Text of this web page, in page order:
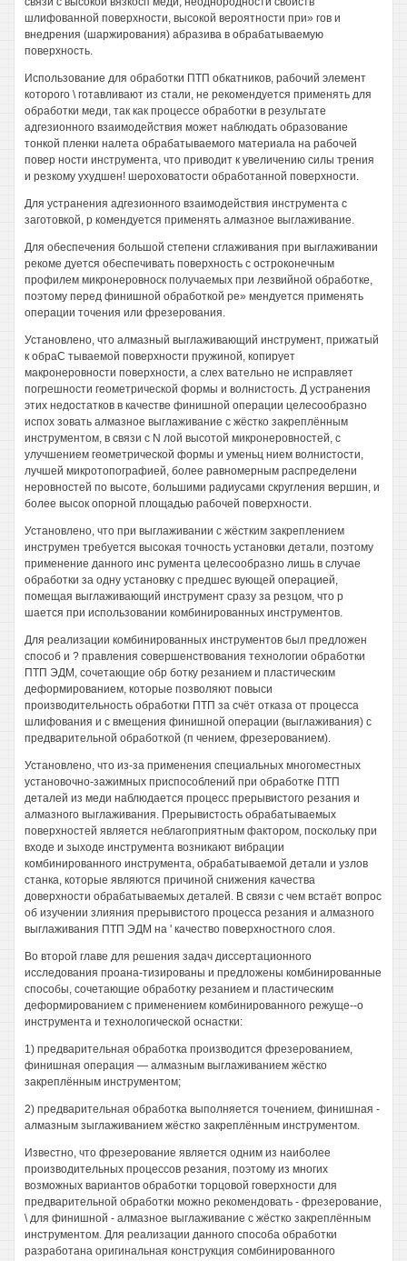
шлифованной поверхности, высокой вероятности при» гов и
внедрения (шаржирования) абразива в обрабатываемую
поверхность.
Использование для обработки ПТП обкатников, рабочий элемент
которого \ готавливают из стали, не рекомендуется применять для
обработки меди, так как процессе обработки в результате
адгезионного взаимодействия может наблюдать образование
тонкой пленки налета обрабатываемого материала на рабочей
повер ности инструмента, что приводит к увеличению силы трения
и резкому ухудшен! шероховатости обработанной поверхности.
Для устранения адгезионного взаимодействия инструмента с
заготовкой, р комендуется применять алмазное выглаживание.
Для обеспечения большой степени сглаживания при выглаживании
рекоме дуется обеспечивать поверхность с остроконечным
профилем микронеровноск получаемых при лезвийной обработке,
поэтому перед финишной обработкой ре» мендуется применять
операции точения или фрезерования.
Установлено, что алмазный выглаживающий инструмент, прижатый
к обраС тываемой поверхности пружиной, копирует
макронеровности поверхности, а слех вательно не исправляет
погрешности геометрической формы и волнистость. Д устранения
этих недостатков в качестве финишной операции целесообразно
испох зовать алмазное выглаживание с жёстко закреплённым
инструментом, в связи с N лой высотой микронеровностей, с
улучшением геометрической формы и уменьц нием волнистости,
лучшей микротопографией, более равномерным распределени
неровностей по высоте, большими радиусами скругления вершин, и
более высок опорной площадью рабочей поверхности.
Установлено, что при выглаживании с жёстким закреплением
инструмен требуется высокая точность установки детали, поэтому
применение данного инс румента целесообразно лишь в случае
обработки за одну установку с предшес вующей операцией,
помещая выглаживающий инструмент сразу за резцом, что р
шается при использовании комбинированных инструментов.
Для реализации комбинированных инструментов был предложен
способ и ? правления совершенствования технологии обработки
ПТП ЭДМ, сочетающие обр ботку резанием и пластическим
деформированием, которые позволяют повыси
производительность обработки ПТП за счёт отказа от процесса
шлифования и с вмещения финишной операции (выглаживания) с
предварительной обработкой (п чением, фрезерованием).
Установлено, что из-за применения специальных многоместных
установочно-зажимных приспособлений при обработке ПТП
деталей из меди наблюдается процесс прерывистого резания и
алмазного выглаживания. Прерывистость обрабатываемых
поверхностей является неблагоприятным фактором, поскольку при
входе и зыходе инструмента возникают вибрации
комбинированного инструмента, обрабатываемой детали и узлов
станка, которые являются причиной снижения качества
доверхности обрабатываемых деталей. В связи с чем встаёт вопрос
об изучении злияния прерывистого процесса резания и алмазного
выглаживания ПТП ЭДМ на ' качество поверхностного слоя.
Во второй главе для решения задач диссертационного
исследования проана-тизированы и предложены комбинированные
способы, сочетающие обработку резанием и пластическим
деформированием с применением комбинированного режуще--о
инструмента и технологической оснастки:
1) предварительная обработка производится фрезерованием,
финишная операция — алмазным выглаживанием жёстко
закреплённым инструментом;
2) предварительная обработка выполняется точением, финишная -
алмазным зыглаживанием жёстко закреплённым инструментом.
Известно, что фрезерование является одним из наиболее
производительных процессов резания, поэтому из многих
возможных вариантов обработки торцовой говерхности для
предварительной обработки можно рекомендовать - фрезерование,
\ для финишной - алмазное выглаживание с жёстко закреплённым
инструментом. Для реализации данного способа обработки
разработана оригинальная конструкция сомбинированного